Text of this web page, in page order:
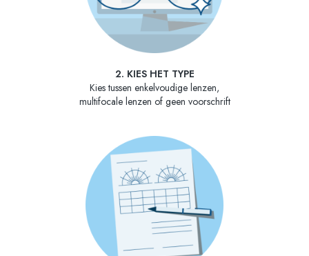
2. KIES HET TYPE
Kies tussen enkelvoudige lenzen,
multifocale lenzen of geen voorschrift